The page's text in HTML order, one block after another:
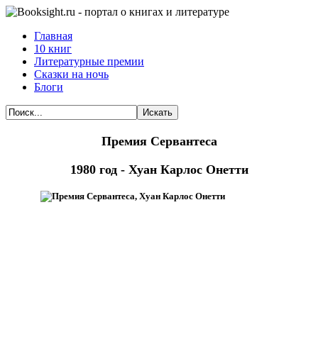
Главная
10 книг
Литературные премии
Сказки на ночь
Блоги
Искать
Премия Сервантеса
1980 год - Хуан Карлос Онетти